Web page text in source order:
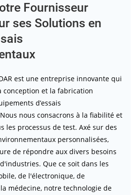
Fournisseur
ses Solutions en
est une entreprise innovante qui
conception et la fabrication
d’essais
nous consacrons à la fiabilité et
les processus de test. Axé sur des
personnalisées,
de répondre aux divers besoins
Que ce soit dans les
de l'électronique, de
médecine, notre technologie de